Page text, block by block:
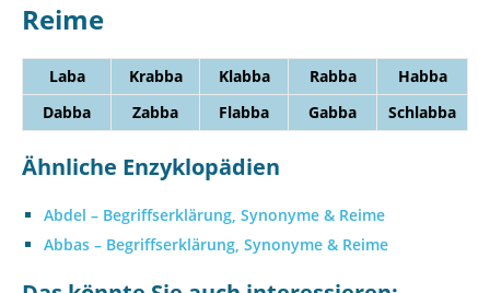
Reime
Laba Krabba Klabba Rabba
Habba
Dabba
Zabba Flabba Gabba Schlabba
Ähnliche Enzyklopädien
Abdel – Begriffserklärung, Synonyme & Reime
Abbas – Begriffserklärung, Synonyme & Reime